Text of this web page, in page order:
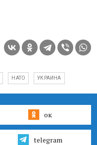
НАТО УКРАИНА
ок
telegram